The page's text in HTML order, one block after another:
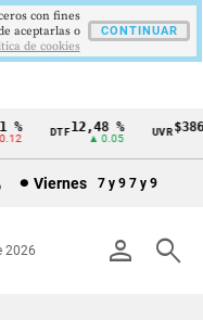
DTF12,48 %
▲ 0.05
UVR
Viernes 7 y 9 7 y 9
person search
2026
con fines
aceptarlas o
de cookies
CONTINUAR